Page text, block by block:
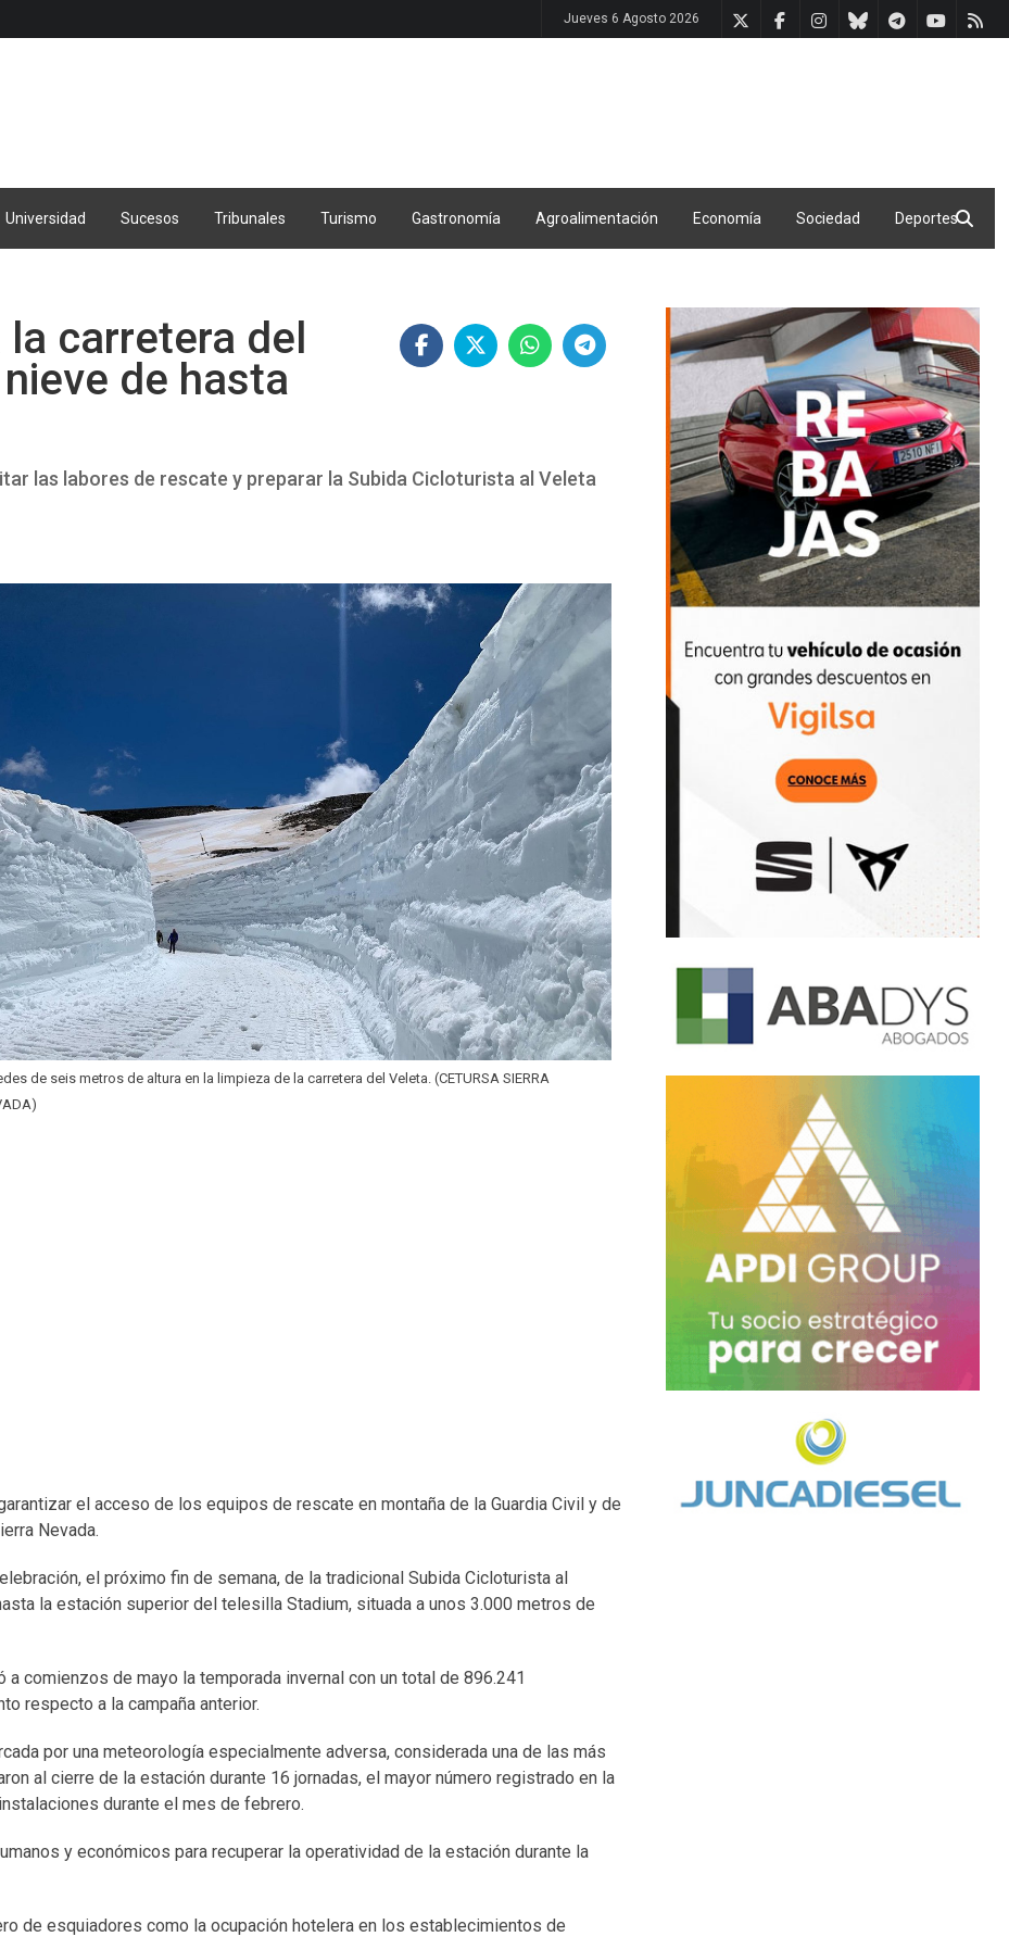
Jueves 6 Agosto 2026
Universidad Sucesos Tribunales Turismo Gastronomía Agroalimentación Economía Sociedad Deportes
carretera del
de hasta
las labores de rescate y preparar la Subida Cicloturista al Veleta
de seis metros de altura en la limpieza de la carretera del Veleta. (CETURSA SIERRA
el acceso de los equipos de rescate en montaña de la Guardia Civil y de
Nevada.
el próximo fin de semana, de la tradicional Subida Cicloturista al
la estación superior del telesilla Stadium, situada a unos 3.000 metros de
comienzos de mayo la temporada invernal con un total de 896.241
respecto a la campaña anterior.
por una meteorología especialmente adversa, considerada una de las más
al cierre de la estación durante 16 jornadas, el mayor número registrado en la
durante el mes de febrero.
y económicos para recuperar la operatividad de la estación durante la
de esquiadores como la ocupación hotelera en los establecimientos de